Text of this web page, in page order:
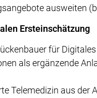
ausweiten
Ersteinschätzung
für Digitales
als ergänzende
Telemedizin aus der